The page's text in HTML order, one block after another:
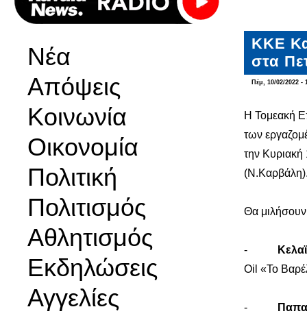
Νέα
Απόψεις
Κοινωνία
Οικονομία
Πολιτική
Πολιτισμός
Αθλητισμός
Εκδηλώσεις
Αγγελίες
ΚΚΕ
στα
Πέμ, 10/02/2022 -
Η Τομεακή
των
την Κυριακή
Θα
-
Oil «Το
-